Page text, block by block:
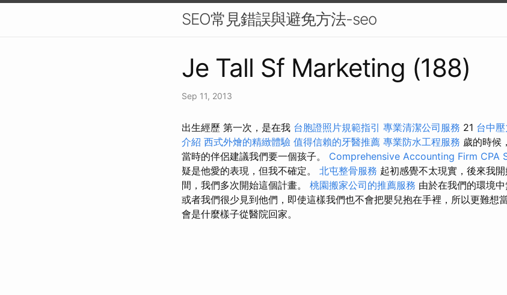
SEO常見錯誤與避免方法-seo
Je Tall Sf Marketing (188)
Sep 11, 2013
出生經歷 第一次，是在我 台胞證照片規範指引 專業清潔公司服務 21 台中
介紹 西式外燴的精緻體驗 值得信賴的牙醫推薦 專業防水工程服務 歲的時候
當時的伴侶建議我們要一個孩子。 Comprehensive Accounting Firm CPA
疑是他愛的表現，但我不確定。 北屯整骨服務 起初感覺不太現實，後來我
間，我們多次開始這個計畫。 桃園搬家公司的推薦服務 由於在我們的環境
或者我們很少見到他們，即使這樣我們也不會把嬰兒抱在手裡，所以更難想
會是什麼樣子從醫院回家。